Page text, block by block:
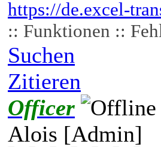
https://de.excel-
:: Funktionen ::
Suchen
Zitieren
Officer
Alois [Admin]